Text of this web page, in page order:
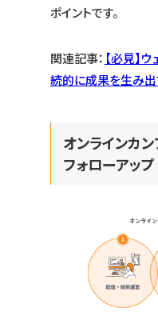
ポイントです。
関連記事： 【必見】
続的に成果を生み
オンラインカ
フォローアップ